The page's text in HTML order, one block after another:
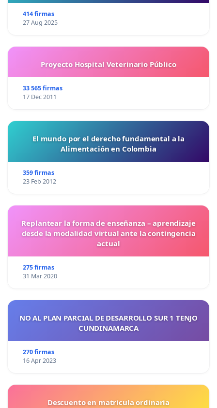
414 firmas
27 Aug 2025
Proyecto Hospital Veterinario Público
33 565 firmas
17 Dec 2011
El mundo por el derecho fundamental a la
Alimentación en Colombia
359 firmas
23 Feb 2012
Replantear la forma de enseñanza – aprendizaje
desde la modalidad virtual ante la contingencia
actual
275 firmas
31 Mar 2020
NO AL PLAN PARCIAL DE DESARROLLO SUR 1 TENJO
CUNDINAMARCA
270 firmas
16 Apr 2023
Descuento en matricula ordinaria